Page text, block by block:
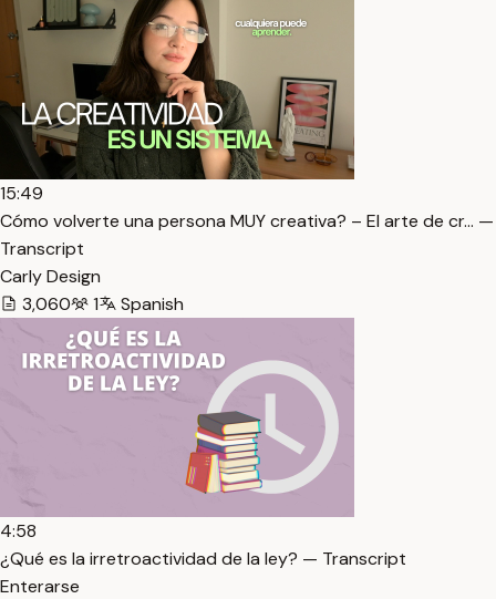
15:49
Cómo volverte una persona MUY creativa? – El arte de cr… —
Transcript
Carly Design
3,060
1 Spanish
4:58
¿Qué es la irretroactividad de la ley? — Transcript
Enterarse